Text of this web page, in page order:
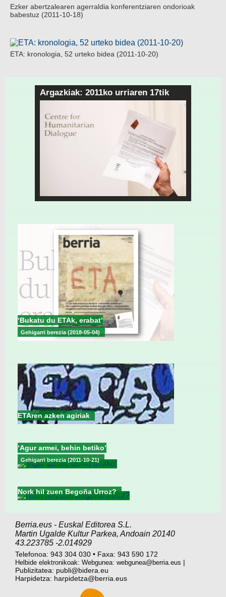
Ezker abertzalearen agerraldia konferentziaren ondorioak
babestuz (2011-10-18)
ETA: kronologia, 52 urteko bidea (2011-10-20)
Argazkiak: 2011ko urriaren 17tik
‘Bukatu du ETAk, erabat’
Gehigarri berezia (2018-05-04)
ETAren azken agiriak
‘Agur armei, behin betiko’
Gehigarri berezia (2011-10-21)
Nork hil zuen Begoña Urroz?
Berria.eus - Euskal Editorea S.L.
Martin Ugalde Kultur Parkea, Andoain 20140
43.223785 -2.014929
Telefonoa: 943 304 030 • Faxa: 943 590 172
Helbide elektronikoak: Webgunea: webgunea@berria.eus |
Publizitatea: publi@bidera.eu
Harpidetza: harpidetza@berria.eus